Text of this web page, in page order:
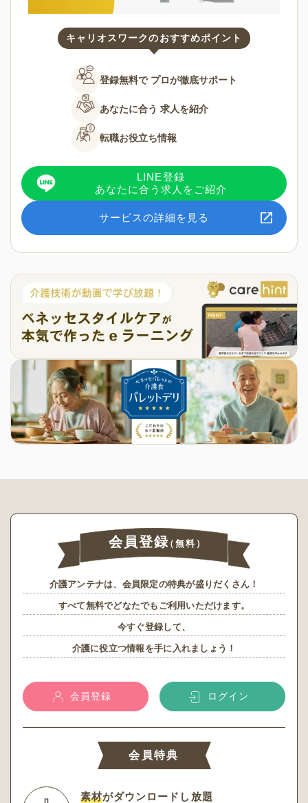
キャリオスワークのおすすめポイント
登録無料で プロが徹底サポート
あなたに合う 求人を紹介
転職お役立ち情報
LINE登録
あなたに合う求人をご紹介
サービスの詳細を見る
会員登録（無料）
介護アンテナは、会員限定の特典が盛りだくさん！
すべて無料でどなたでもご利用いただけます。
今すぐ登録して、
介護に役立つ情報を手に入れましょう！
会員登録 ログイン
会員特典
素材がダウンロードし放題